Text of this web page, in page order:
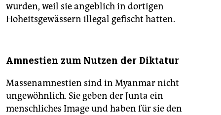
wurden, weil sie angeblich in dortigen
Hoheitsgewässern illegal gefischt hatten.
Amnestien zum Nutzen der Diktatur
Massenamnestien sind in Myanmar nicht
ungewöhnlich. Sie geben der Junta ein
menschliches Image und haben für sie den